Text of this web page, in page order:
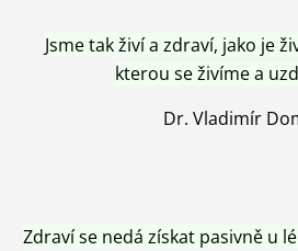
Jsme tak živí a zdraví, jako je
kterou se živíme a
Dr. Vladimír
Zdraví se nedá získat pasivně u